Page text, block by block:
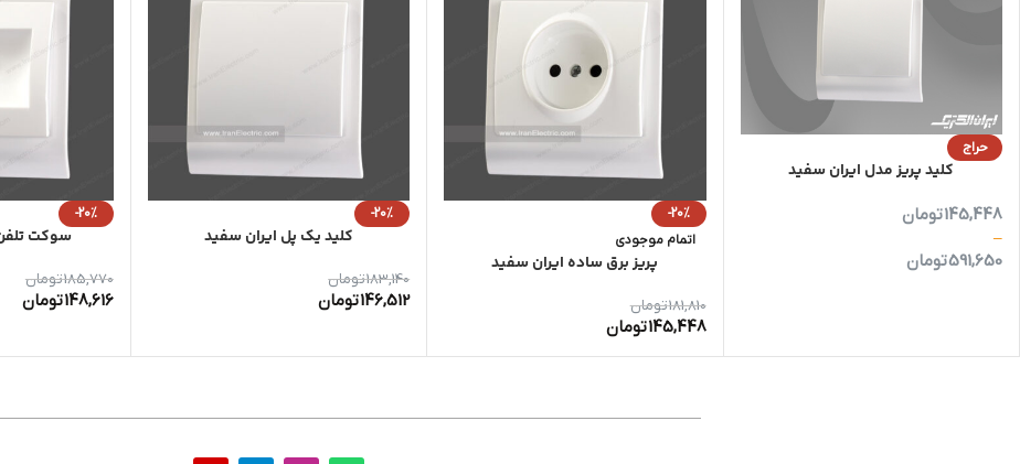
حراج
کلید پریز مدل ایران سفید
145,448تومان
–
591,650تومان
-20%
اتمام موجودی
پریز برق ساده ایران سفید
181,810تومان
145,448تومان
-20%
کلید یک پل ایران سفید
183,140تومان
146,512تومان
-20%
سوکت
185,770تومان
148,616تومان